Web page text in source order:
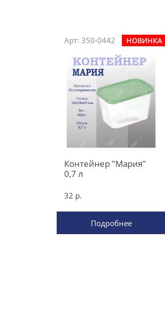
Арт: 350-0442 НОВИНКА
Контейнер "Мария"
0,7 л
32 р.
Подробнее